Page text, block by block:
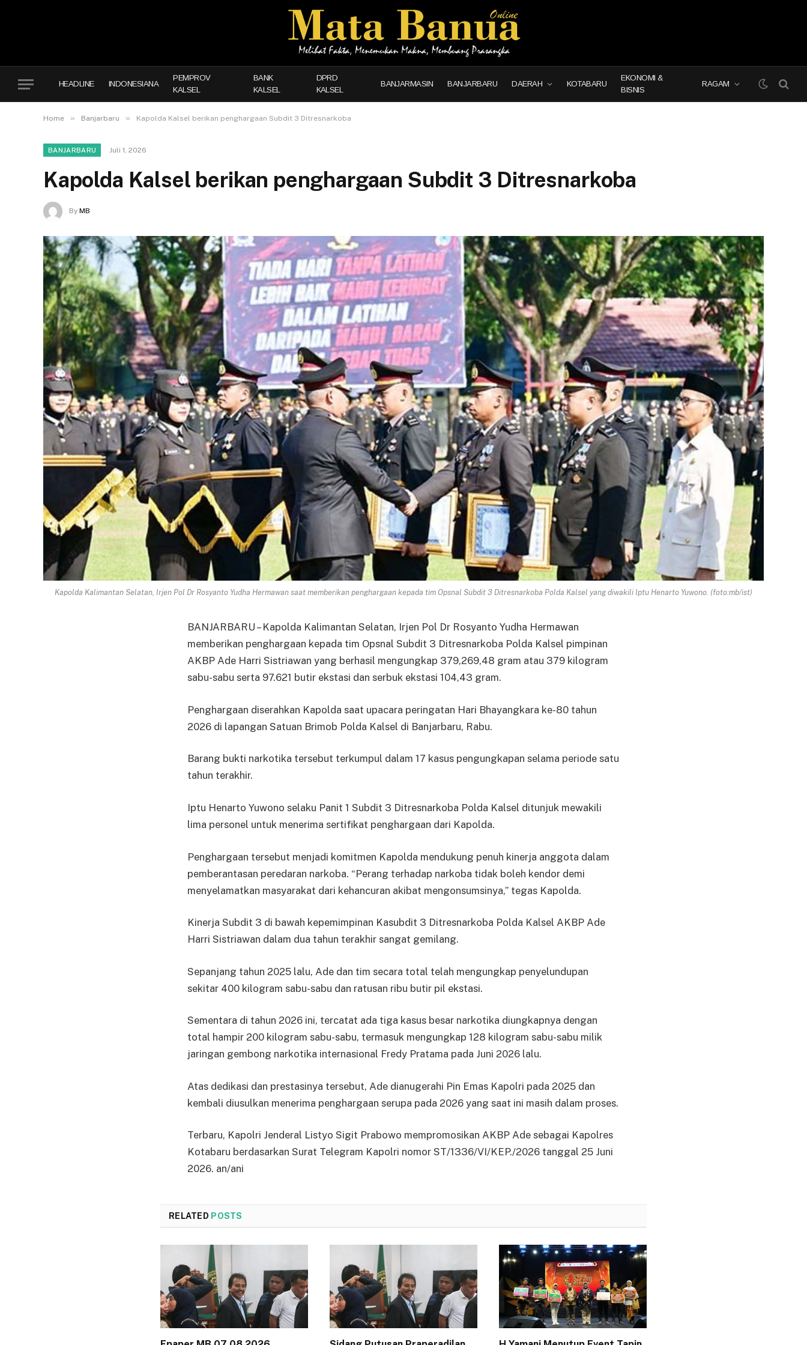
HEADLINE INDONESIANA
PEMPROV
KALSEL
BANK
KALSEL
DPRD
KALSEL
BANJARMASIN BANJARBARU DAERAH KOTABARU
EKONOMI &
BISNIS
RAGAM
Home » Banjarbaru » Kapolda Kalsel berikan penghargaan Subdit 3 Ditresnarkoba
BANJARBARU Juli 1, 2026
Kapolda Kalsel berikan penghargaan Subdit 3 Ditresnarkoba
By MB
Kapolda Kalimantan Selatan, Irjen Pol Dr Rosyanto Yudha Hermawan saat memberikan penghargaan kepada tim Opsnal Subdit 3 Ditresnarkoba Polda Kalsel yang diwakili Iptu Henarto Yuwono. (foto:mb/ist)
BANJARBARU – Kapolda Kalimantan Selatan, Irjen Pol Dr Rosyanto Yudha Hermawan
memberikan penghargaan kepada tim Opsnal Subdit 3 Ditresnarkoba Polda Kalsel pimpinan
AKBP Ade Harri Sistriawan yang berhasil mengungkap 379,269,48 gram atau 379 kilogram
sabu-sabu serta 97.621 butir ekstasi dan serbuk ekstasi 104,43 gram.
Penghargaan diserahkan Kapolda saat upacara peringatan Hari Bhayangkara ke-80 tahun
2026 di lapangan Satuan Brimob Polda Kalsel di Banjarbaru, Rabu.
Barang bukti narkotika tersebut terkumpul dalam 17 kasus pengungkapan selama periode satu
tahun terakhir.
Iptu Henarto Yuwono selaku Panit 1 Subdit 3 Ditresnarkoba Polda Kalsel ditunjuk mewakili
lima personel untuk menerima sertifikat penghargaan dari Kapolda.
Penghargaan tersebut menjadi komitmen Kapolda mendukung penuh kinerja anggota dalam
pemberantasan peredaran narkoba. “Perang terhadap narkoba tidak boleh kendor demi
menyelamatkan masyarakat dari kehancuran akibat mengonsumsinya,” tegas Kapolda.
Kinerja Subdit 3 di bawah kepemimpinan Kasubdit 3 Ditresnarkoba Polda Kalsel AKBP Ade
Harri Sistriawan dalam dua tahun terakhir sangat gemilang.
Sepanjang tahun 2025 lalu, Ade dan tim secara total telah mengungkap penyelundupan
sekitar 400 kilogram sabu-sabu dan ratusan ribu butir pil ekstasi.
Sementara di tahun 2026 ini, tercatat ada tiga kasus besar narkotika diungkapnya dengan
total hampir 200 kilogram sabu-sabu, termasuk mengungkap 128 kilogram sabu-sabu milik
jaringan gembong narkotika internasional Fredy Pratama pada Juni 2026 lalu.
Atas dedikasi dan prestasinya tersebut, Ade dianugerahi Pin Emas Kapolri pada 2025 dan
kembali diusulkan menerima penghargaan serupa pada 2026 yang saat ini masih dalam proses.
Terbaru, Kapolri Jenderal Listyo Sigit Prabowo mempromosikan AKBP Ade sebagai Kapolres
Kotabaru berdasarkan Surat Telegram Kapolri nomor ST/1336/VI/KEP./2026 tanggal 25 Juni
2026. an/ani
RELATED POSTS